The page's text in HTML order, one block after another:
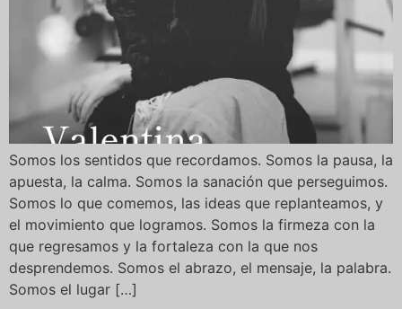
Somos los sentidos que recordamos. Somos la pausa, la
apuesta, la calma. Somos la sanación que perseguimos.
Somos lo que comemos, las ideas que replanteamos, y
el movimiento que logramos. Somos la firmeza con la
que regresamos y la fortaleza con la que nos
desprendemos. Somos el abrazo, el mensaje, la palabra.
Somos el lugar […]